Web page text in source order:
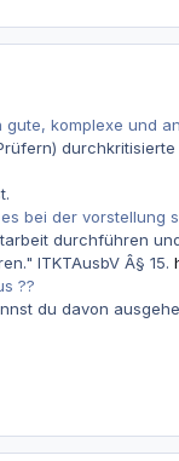
komplexe und
durchkritisierte
bei der vorstellung
durchführen
ITKTAusbV Â§ 15.
??
du davon